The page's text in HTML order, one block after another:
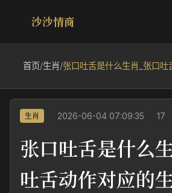
沙沙情商
首页/生肖/张口吐舌是什么生肖_张口吐
生肖 2026-06-04 07:09:35 17
张口吐舌是什么
吐舌动作对应的